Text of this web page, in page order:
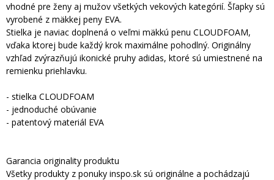
vhodné pre ženy aj mužov všetkých vekových kategórií. Šľapky sú
vyrobené z mäkkej peny EVA.
Stielka je naviac doplnená o veľmi mäkkú penu CLOUDFOAM,
vďaka ktorej bude každý krok maximálne pohodlný. Originálny
vzhľad zvýrazňujú ikonické pruhy adidas, ktoré sú umiestnené na
remienku priehlavku.
- stielka CLOUDFOAM
- jednoduché obúvanie
- patentový materiál EVA
Garancia originality produktu
Všetky produkty z ponuky inspo.sk sú originálne a pochádzajú